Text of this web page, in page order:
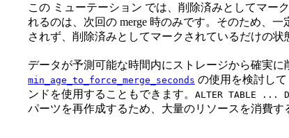
この ミューテーション では、削除済みとしてマー
れるのは、次回の merge 時のみです。そのため、
されず、削除済みとしてマークされているだけの状
データが予測可能な時間内にストレージから確実
min_age_to_force_merge_seconds の使用を検討して
ンドを使用することもできます。 ALTER TABLE ...
パーツを再作成するため、大量のリソースを消費す